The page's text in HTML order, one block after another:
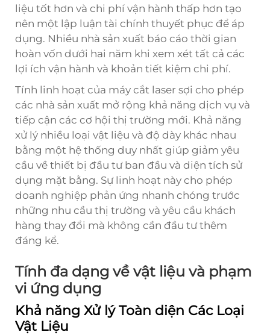
liệu tốt hơn và chi phí vận hành thấp hơn tạo
nên một lập luận tài chính thuyết phục để áp
dụng. Nhiều nhà sản xuất báo cáo thời gian
hoàn vốn dưới hai năm khi xem xét tất cả các
lợi ích vận hành và khoản tiết kiệm chi phí.
Tính linh hoạt của máy cắt laser sợi cho phép
các nhà sản xuất mở rộng khả năng dịch vụ và
tiếp cận các cơ hội thị trường mới. Khả năng
xử lý nhiều loại vật liệu và độ dày khác nhau
bằng một hệ thống duy nhất giúp giảm yêu
cầu về thiết bị đầu tư ban đầu và diện tích sử
dụng mặt bằng. Sự linh hoạt này cho phép
doanh nghiệp phản ứng nhanh chóng trước
những nhu cầu thị trường và yêu cầu khách
hàng thay đổi mà không cần đầu tư thêm
đáng kể.
Tính đa dạng về vật liệu và phạm
vi ứng dụng
Khả năng Xử lý Toàn diện Các Loại
Vật Liệu